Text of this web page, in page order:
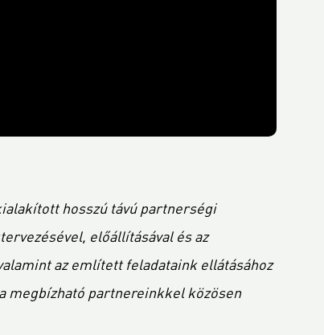
hosszú távú partnerségi
előállításával és az
az említett feladataink ellátásához
megbízható partnereinkkel közösen